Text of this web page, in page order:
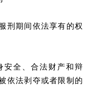
刑期间依法享有的权
安全、合法财产和辩
依法剥夺或者限制的